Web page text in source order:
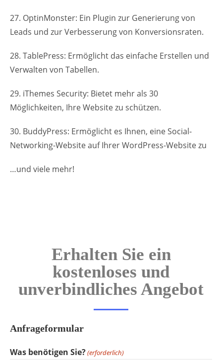
27. OptinMonster: Ein Plugin zur Generierung von
Leads und zur Verbesserung von Konversionsraten.
28. TablePress: Ermöglicht das einfache Erstellen und
Verwalten von Tabellen.
29. iThemes Security: Bietet mehr als 30
Möglichkeiten, Ihre Website zu schützen.
30. BuddyPress: Ermöglicht es Ihnen, eine Social-
Networking-Website auf Ihrer WordPress-Website zu
…und viele mehr!
Erhalten Sie ein
kostenloses und
unverbindliches Angebot
Anfrageformular
Was benötigen Sie?(erforderlich)